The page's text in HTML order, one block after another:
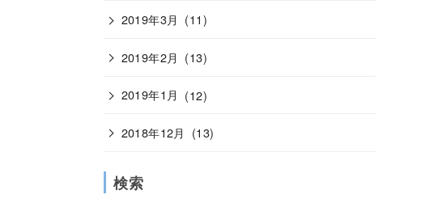
2019年3月 (11)
2019年2月 (13)
2019年1月 (12)
2018年12月 (13)
検索